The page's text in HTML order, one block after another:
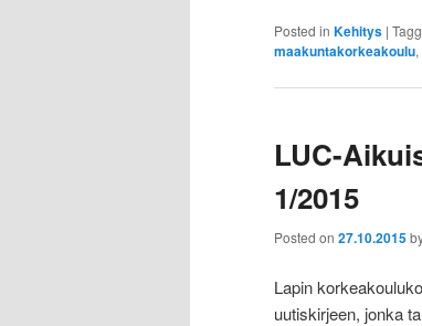
Posted in Kehitys |
maakuntakorkeakoulu,
LUC-
1/2015
Posted on 27.10.2015
Lapin
uutiskirjeen, jonka